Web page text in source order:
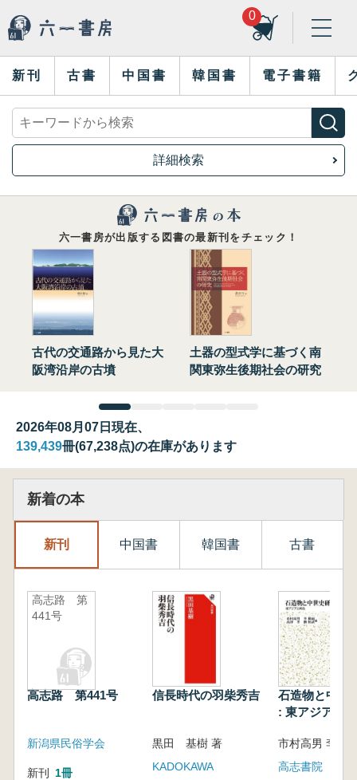
0
新刊 古書 中国書 韓国書 電子書籍
詳細検索
六一書房が出版する図書の最新刊をチェック！
古代の交通路から見た大
阪湾沿岸の古墳
土器の型式学に基づく南
関東弥生後期社会の研究
2026年08月07日現在、
139,439冊(67,238点)の在庫があります
新着の本
新刊 中国書 韓国書 古書
高志路 第
441号
高志路 第441号
新潟県民俗学会
新刊 1冊
信長時代の羽柴秀吉
黒田 基樹 著
KADOKAWA
石造物と中世
: 東アジアと
高志書院